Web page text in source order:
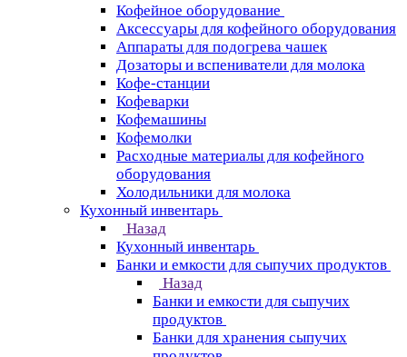
Кофейное оборудование
Аксессуары для кофейного оборудования
Аппараты для подогрева чашек
Дозаторы и вспениватели для молока
Кофе-станции
Кофеварки
Кофемашины
Кофемолки
Расходные материалы для кофейного
оборудования
Холодильники для молока
Кухонный инвентарь
Назад
Кухонный инвентарь
Банки и емкости для сыпучих продуктов
Назад
Банки и емкости для сыпучих
продуктов
Банки для хранения сыпучих